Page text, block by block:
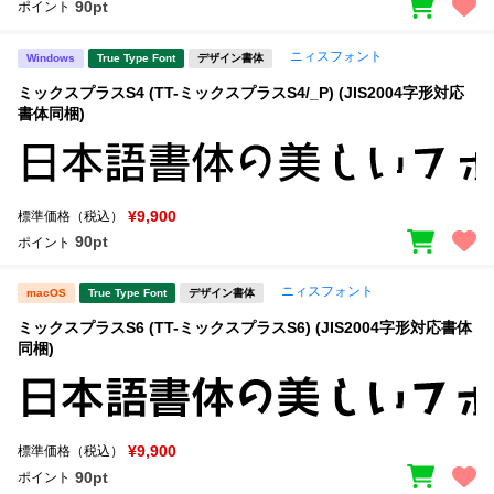
ポイント 90pt
Windows True Type Font デザイン書体 ニィスフォント
ミックスプラスS4 (TT-ミックスプラスS4/_P) (JIS2004字形対応
書体同梱)
標準価格（税込） ¥9,900
ポイント 90pt
macOS True Type Font デザイン書体 ニィスフォント
ミックスプラスS6 (TT-ミックスプラスS6) (JIS2004字形対応書体
同梱)
標準価格（税込） ¥9,900
ポイント 90pt